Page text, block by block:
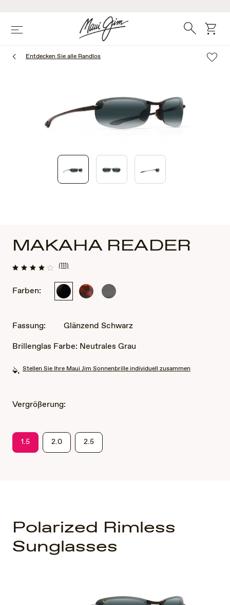
springen
Speisekarte Suche
Entdecken Sie alle Randlos
MAKAHA READER
(111)
Farben:
GlänzendDunklesRauchgrau
Fassung:
Glänzend Schwarz
Brillenglas Farbe: Neutrales Grau
Stellen Sie Ihre Maui Jim Sonnenbrille individuell zusammen
Vergrößerung:
1.5 2.0 2.5
Polarized Rimless
Sunglasses